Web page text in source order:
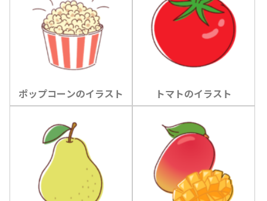
ポップコーンのイラスト トマトのイラスト